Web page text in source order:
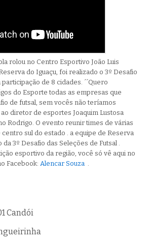
rolou no Centro Esportivo João Luis
do Iguaçu, foi realizado o 3º Desafio
de 8 cidades. ´´Quero
do Esporte todas as empresas que
de futsal, sem vocês não teríamos
diretor de esportes Joaquim Lustosa
Rodrigo. O evento reunir times de várias
sul do estado . a equipe de Reserva
3º Desafio das Seleções de Futsal .
esportivo da região, você só vê aqui no
Facebook: Alencar Souza .
Candói